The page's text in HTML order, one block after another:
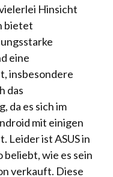
Hinsicht
bietet
eine
insbesondere
das
da es sich im
mit einigen
Leider ist ASUS in
wie es sein
verkauft. Diese